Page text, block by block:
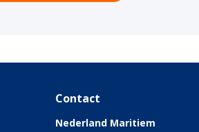
Contact
Nederland Maritiem